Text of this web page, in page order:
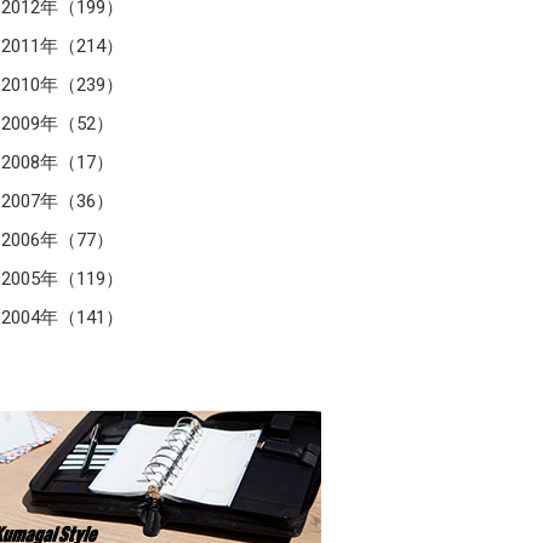
2012年（199）
2011年（214）
2010年（239）
2009年（52）
2008年（17）
2007年（36）
2006年（77）
2005年（119）
2004年（141）